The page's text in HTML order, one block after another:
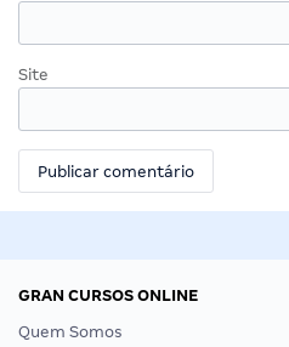
Site
GRAN CURSOS ONLINE
Quem Somos